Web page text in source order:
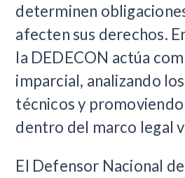
determinen
afecten sus derechos.
la DEDECON actúa
imparcial, analizando
técnicos y
dentro del marco legal
El Defensor Nacional